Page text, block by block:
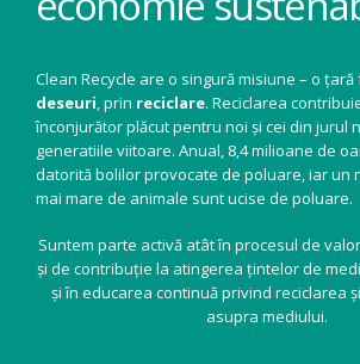
Clean Recycle are o singură misiune – o țară
deseuri, prin reciclare. Reciclarea
înconjurător plăcut pentru noi și cei din jurul
generatiile viitoare. Anual, 8,4 milioane de
datorită bolilor provocate de poluare, iar un
mai mare de animale sunt ucise de poluare.
Suntem parte activă atât în procesul de
și de contribuție la atingerea țintelor de
și în educarea continuă privind reciclarea
asupra mediului.